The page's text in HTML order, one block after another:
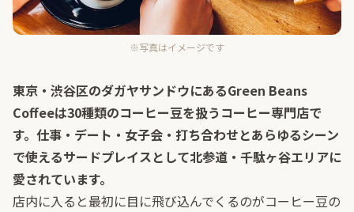
※写真はイメージです
東京・渋谷区のダガヤサンドウにあるGreen Beans
Coffeeは30種類のコーヒー豆を扱うコーヒー専門店で
す。仕事・デート・女子会・打ち合わせとあらゆるシーン
で使えるサードプレイスとして北参道・千駄ヶ谷エリアに
愛されています。
店内に入ると最初に目に飛び込んでくるのがコーヒー豆の